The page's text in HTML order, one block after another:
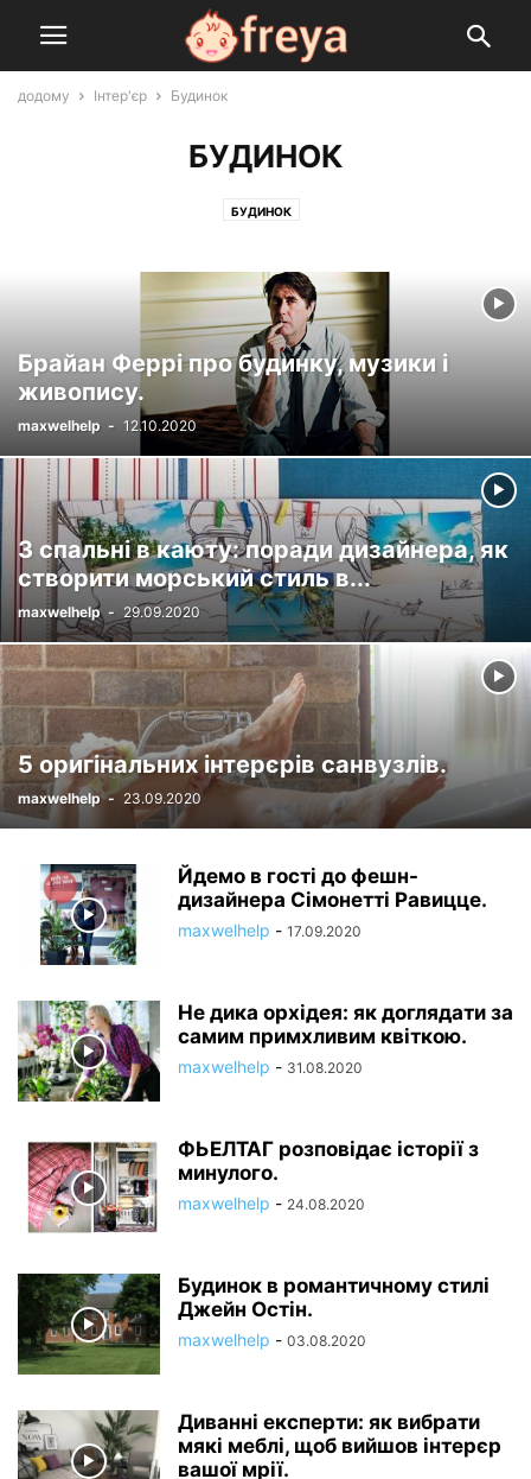
додому Інтер'єр Будинок
БУДИНОК
БУДИНОК
Брайан Феррі про будинку, музики і
живопису.
maxwelhelp - 12.10.2020
З спальні в каюту: поради дизайнера, як
створити морський стиль в...
maxwelhelp - 29.09.2020
5 оригінальних інтерєрів санвузлів.
maxwelhelp - 23.09.2020
Йдемо в гості до фешн-
дизайнера Сімонетті Равицце.
maxwelhelp - 17.09.2020
Не дика орхідея: як доглядати за
самим примхливим квіткою.
maxwelhelp - 31.08.2020
ФЬЕЛТАГ розповідає історії з
минулого.
maxwelhelp - 24.08.2020
Будинок в романтичному стилі
Джейн Остін.
maxwelhelp - 03.08.2020
Диванні експерти: як вибрати
мякі меблі, щоб вийшов інтерєр
вашої мрії.